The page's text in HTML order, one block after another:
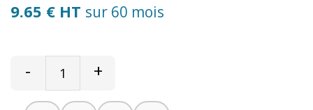
9.65 € HT sur 60 mois
- +